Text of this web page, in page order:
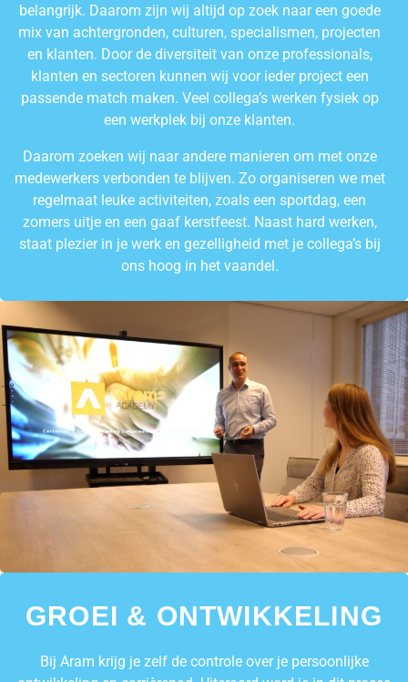
belangrijk. Daarom zijn wij altijd op zoek naar een goede
mix van achtergronden, culturen, specialismen, projecten
en klanten. Door de diversiteit van onze professionals,
klanten en sectoren kunnen wij voor ieder project een
passende match maken. Veel collega’s werken fysiek op
een werkplek bij onze klanten.
Daarom zoeken wij naar andere manieren om met onze
medewerkers verbonden te blijven. Zo organiseren we met
regelmaat leuke activiteiten, zoals een sportdag, een
zomers uitje en een gaaf kerstfeest. Naast hard werken,
staat plezier in je werk en gezelligheid met je collega’s bij
ons hoog in het vaandel.
GROEI & ONTWIKKELING
Bij Aram krijg je zelf de controle over je persoonlijke